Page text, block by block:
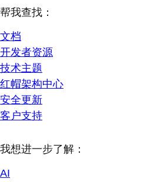
帮我查找：
文档
开发者资源
技术主题
红帽架构中心
安全更新
客户支持
我想进一步了解：
AI